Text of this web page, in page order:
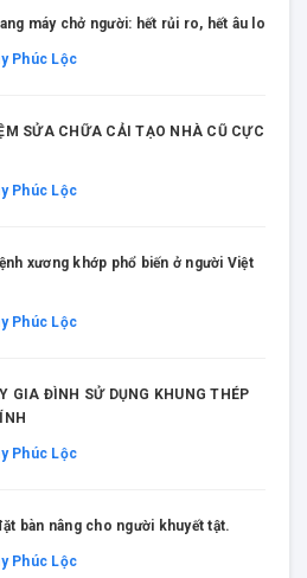
máy chở người: hết rủi ro, hết âu lo
Phúc Lộc
SỬA CHỮA CẢI TẠO NHÀ CŨ CỰC
Phúc Lộc
xương khớp phổ biến ở người Việt
Phúc Lộc
GIA ĐÌNH SỬ DỤNG KHUNG THÉP
Phúc Lộc
bàn nâng cho người khuyết tật.
Phúc Lộc